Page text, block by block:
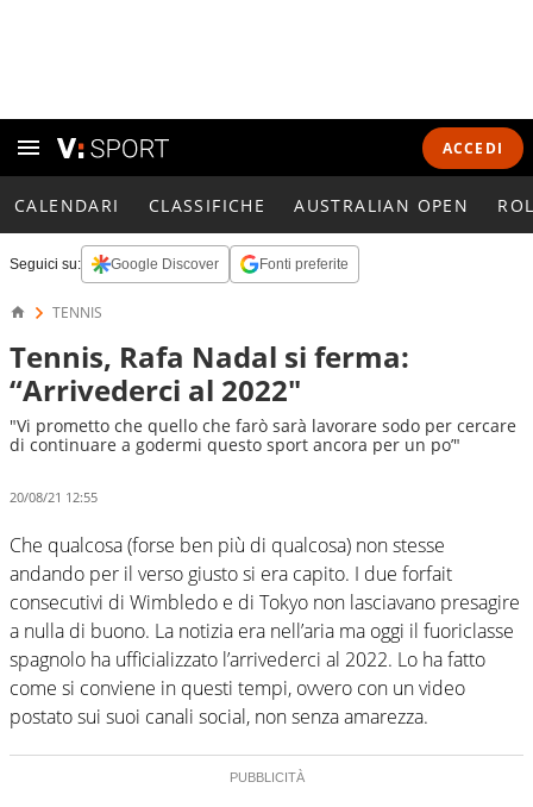
ACCEDI
CALENDARI CLASSIFICHE AUSTRALIAN OPEN
Seguici su: Google Discover Fonti preferite
TENNIS
Tennis, Rafa Nadal si ferma:
“Arrivederci al 2022"
"Vi prometto che quello che farò sarà lavorare sodo per cercare
di continuare a godermi questo sport ancora per un po’"
20/08/21 12:55
Che qualcosa (forse ben più di qualcosa) non stesse
andando per il verso giusto si era capito. I due forfait
consecutivi di Wimbledo e di Tokyo non lasciavano presagire
a nulla di buono. La notizia era nell’aria ma oggi il fuoriclasse
spagnolo ha ufficializzato l’arrivederci al 2022. Lo ha fatto
come si conviene in questi tempi, ovvero con un video
postato sui suoi canali social, non senza amarezza.